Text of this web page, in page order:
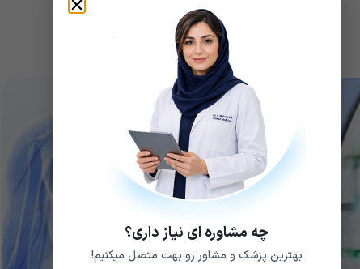
چه مشاوره ای نیاز داری؟
بهترین پزشک و مشاور رو بهت متصل میکنیم!